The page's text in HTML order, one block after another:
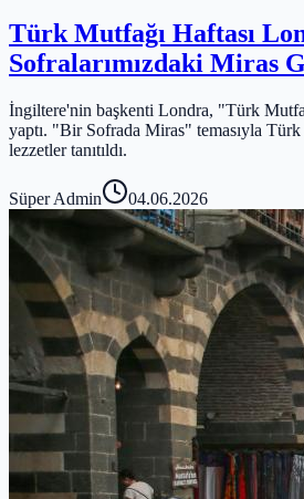
Türk Mutfağı Haftası
Sofralarımızdaki Miras
İngiltere'nin başkenti Londra, "Türk
yaptı. "Bir Sofrada Miras" temasıyla
lezzetler tanıtıldı.
Süper Admin 04.06.2026